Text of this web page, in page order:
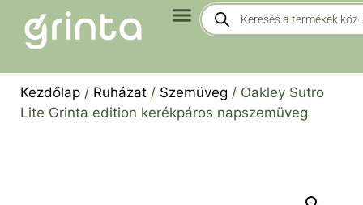
Kezdőlap / Ruházat / Szemüveg / Oakley Sutro
Lite Grinta edition kerékpáros napszemüveg